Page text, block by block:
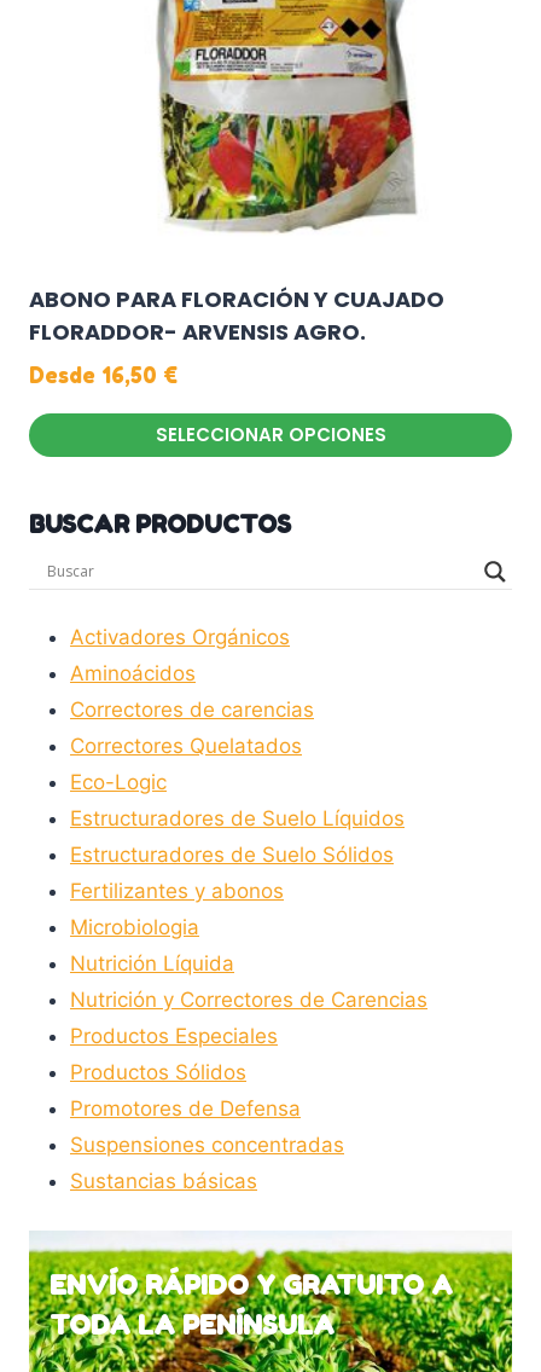
ABONO PARA FLORACIÓN Y CUAJADO
FLORADDOR- ARVENSIS AGRO.
Desde 16,50 €
SELECCIONAR OPCIONES
tiene
múltiples
Las
opciones
pueden
página
de
producto
BUSCAR PRODUCTOS
Activadores Orgánicos
Aminoácidos
Correctores de carencias
Correctores Quelatados
Eco-Logic
Estructuradores de Suelo Líquidos
Estructuradores de Suelo Sólidos
Fertilizantes y abonos
Microbiologia
Nutrición Líquida
Nutrición y Correctores de Carencias
Productos Especiales
Productos Sólidos
Promotores de Defensa
Suspensiones concentradas
Sustancias básicas
ENVÍO RÁPIDO Y GRATUITO A
TODA LA PENÍNSULA